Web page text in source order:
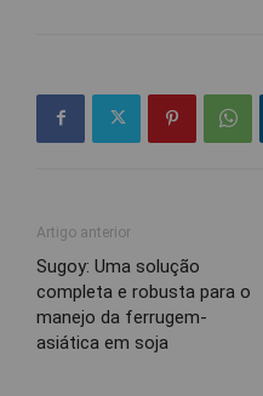
Artigo anterior
Sugoy: Uma solução
completa e robusta para o
manejo da ferrugem-
asiática em soja